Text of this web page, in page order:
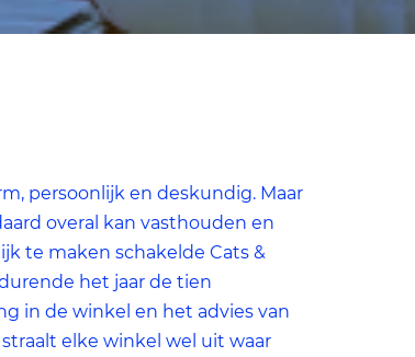
persoonlijk en deskundig. Maar
overal kan vasthouden en
te maken schakelde Cats &
het jaar de tien
in de winkel en het advies van
elke winkel wel uit waar